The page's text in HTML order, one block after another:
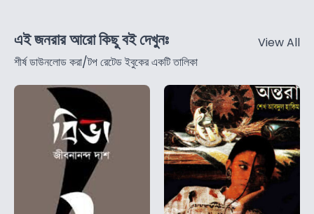
এই জনরার আরো কিছু বই দেখুনঃ
শীর্ষ ডাউনলোড করা/টপ রেটেড ইবুকের একটি তালিকা
View All